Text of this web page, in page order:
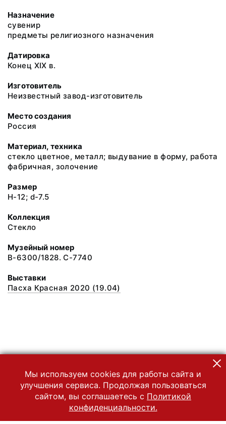
Назначение
сувенир
предметы религиозного назначения
Датировка
Конец XIX в.
Изготовитель
Неизвестный завод-изготовитель
Место создания
Россия
Материал, техника
стекло цветное, металл; выдувание в форму, работа
фабричная, золочение
Размер
H-12; d-7.5
Коллекция
Стекло
Музейный номер
В-6300/1828. С-7740
Выставки
Пасха Красная 2020 (19.04)
Мы используем cookies для работы сайта и
улучшения сервиса. Продолжая пользоваться
сайтом, вы соглашаетесь с Политикой
конфиденциальности.